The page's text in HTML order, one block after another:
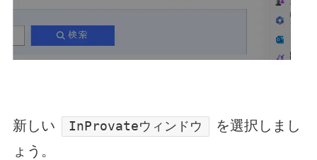
新しい InProvateウィンドウ
を選択しまし
ょう。